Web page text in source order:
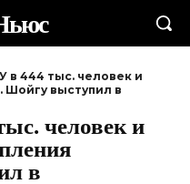
в 444 тыс. человек и
выступил в
человек и
в